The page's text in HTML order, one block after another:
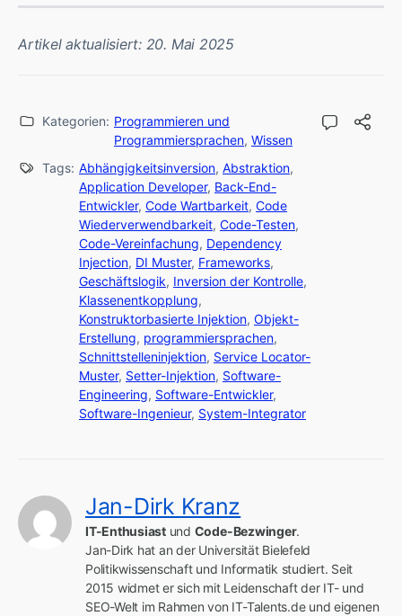
Artikel aktualisiert: 20. Mai 2025
Kategorien: Programmieren und
Programmiersprachen, Wissen
Tags: Abhängigkeitsinversion, Abstraktion,
Application Developer, Back-End-
Entwickler, Code Wartbarkeit, Code
Wiederverwendbarkeit, Code-Testen,
Code-Vereinfachung, Dependency
Injection, DI Muster, Frameworks,
Geschäftslogik, Inversion der Kontrolle,
Klassenentkopplung,
Konstruktorbasierte Injektion, Objekt-
Erstellung, programmiersprachen,
Schnittstelleninjektion, Service Locator-
Muster, Setter-Injektion, Software-
Engineering, Software-Entwickler,
Software-Ingenieur, System-Integrator
Jan-Dirk Kranz
IT-Enthusiast und Code-Bezwinger.
Jan-Dirk hat an der Universität Bielefeld
Politikwissenschaft und Informatik studiert. Seit
2015 widmet er sich mit Leidenschaft der IT- und
SEO-Welt im Rahmen von IT-Talents.de und eigenen